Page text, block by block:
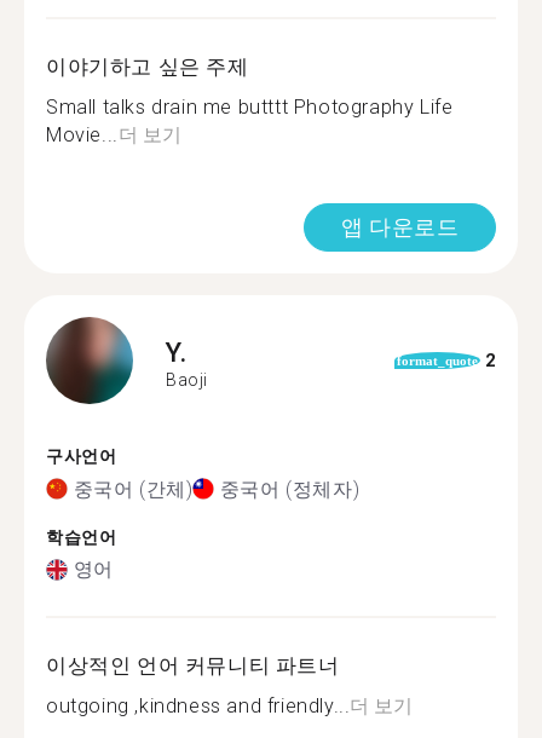
이야기하고 싶은 주제
Small talks drain me butttt Photography Life
Movie...더 보기
앱 다운로드
Y.
Baoji
format_quote 2
구사언어
중국어 (간체) 중국어 (정체자)
학습언어
영어
이상적인 언어 커뮤니티 파트너
outgoing ,kindness and friendly...더 보기